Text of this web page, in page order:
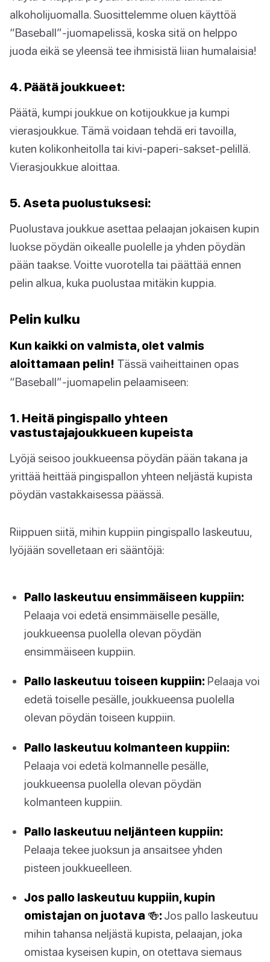
alkoholijuomalla. Suosittelemme oluen käyttöä
“Baseball”-juomapelissä, koska sitä on helppo
juoda eikä se yleensä tee ihmisistä liian humalaisia!
4. Päätä joukkueet:
Päätä, kumpi joukkue on kotijoukkue ja kumpi
vierasjoukkue. Tämä voidaan tehdä eri tavoilla,
kuten kolikonheitolla tai kivi-paperi-sakset-pelillä.
Vierasjoukkue aloittaa.
5. Aseta puolustuksesi:
Puolustava joukkue asettaa pelaajan jokaisen kupin
luokse pöydän oikealle puolelle ja yhden pöydän
pään taakse. Voitte vuorotella tai päättää ennen
pelin alkua, kuka puolustaa mitäkin kuppia.
Pelin kulku
Kun kaikki on valmista, olet valmis
aloittamaan pelin! Tässä vaiheittainen opas
“Baseball”-juomapelin pelaamiseen:
1. Heitä pingispallo yhteen
vastustajajoukkueen kupeista
Lyöjä seisoo joukkueensa pöydän pään takana ja
yrittää heittää pingispallon yhteen neljästä kupista
pöydän vastakkaisessa päässä.
Riippuen siitä, mihin kuppiin pingispallo laskeutuu,
lyöjään sovelletaan eri sääntöjä:
Pallo laskeutuu ensimmäiseen kuppiin:
Pelaaja voi edetä ensimmäiselle pesälle,
joukkueensa puolella olevan pöydän
ensimmäiseen kuppiin.
Pallo laskeutuu toiseen kuppiin: Pelaaja voi
edetä toiselle pesälle, joukkueensa puolella
olevan pöydän toiseen kuppiin.
Pallo laskeutuu kolmanteen kuppiin:
Pelaaja voi edetä kolmannelle pesälle,
joukkueensa puolella olevan pöydän
kolmanteen kuppiin.
Pallo laskeutuu neljänteen kuppiin:
Pelaaja tekee juoksun ja ansaitsee yhden
pisteen joukkueelleen.
Jos pallo laskeutuu kuppiin, kupin
omistajan on juotava 🍻: Jos pallo laskeutuu
mihin tahansa neljästä kupista, pelaajan, joka
omistaa kyseisen kupin, on otettava siemaus